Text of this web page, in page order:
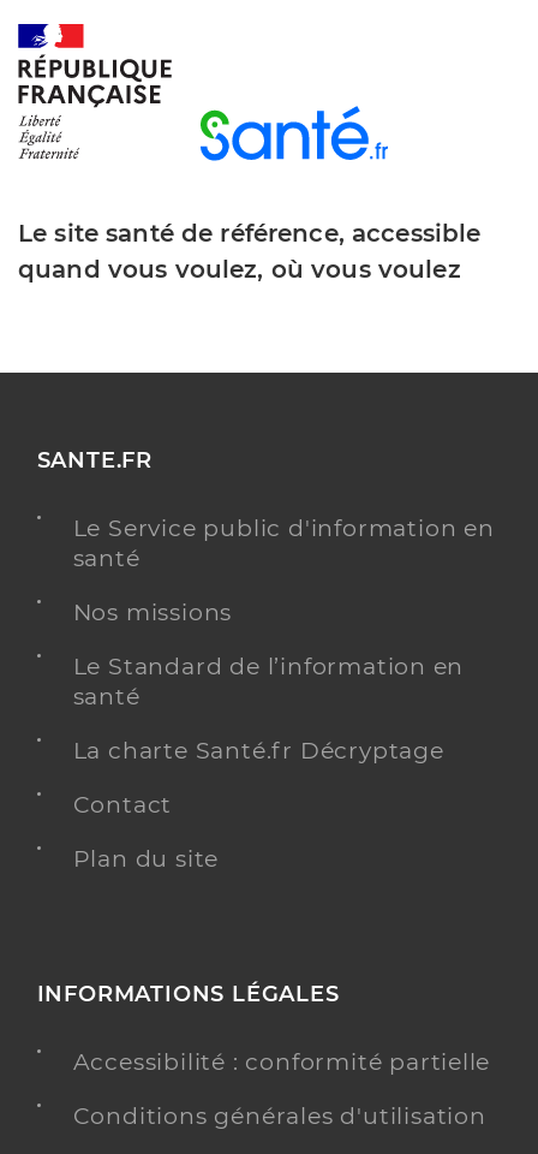
Le site santé de référence, accessible
quand vous voulez, où vous voulez
SANTE.FR
Le Service public d'information en
santé
Nos missions
Le Standard de l’information en
santé
La charte Santé.fr Décryptage
Contact
Plan du site
INFORMATIONS LÉGALES
Accessibilité : conformité partielle
Conditions générales d'utilisation